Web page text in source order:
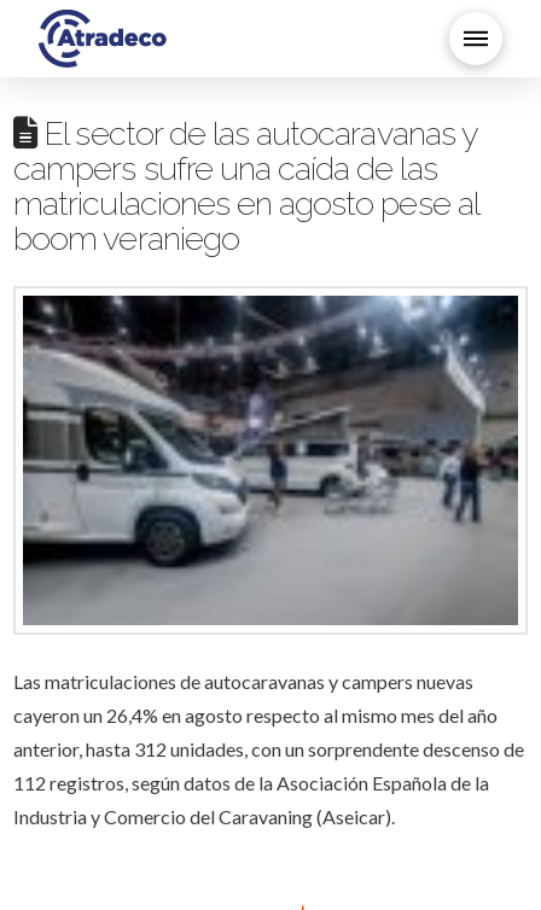
El sector de las autocaravanas y
campers sufre una caída de las
matriculaciones en agosto pese al
boom veraniego
Las matriculaciones de autocaravanas y campers nuevas
cayeron un 26,4% en agosto respecto al mismo mes del año
anterior, hasta 312 unidades, con un sorprendente descenso de
112 registros, según datos de la Asociación Española de la
Industria y Comercio del Caravaning (Aseicar).